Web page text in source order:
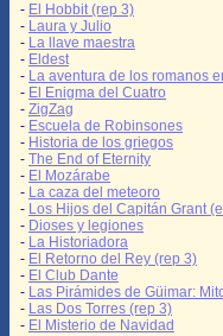
- El Hobbit (rep 3)
- Laura y Julio
- La llave maestra
- Eldest
- La aventura de los romanos
- El Enigma del Cuatro
- ZigZag
- Escuela de Robinsones
- Historia de los griegos
- The End of Eternity
- El Mozárabe
- La caza del meteoro
- Los Hijos del Capitán Grant
- Dioses y legiones
- La Historiadora
- El Retorno del Rey (rep 3)
- El Club Dante
- Las Pirámides de Güimar:
- Las Dos Torres (rep 3)
- El Misterio de Navidad